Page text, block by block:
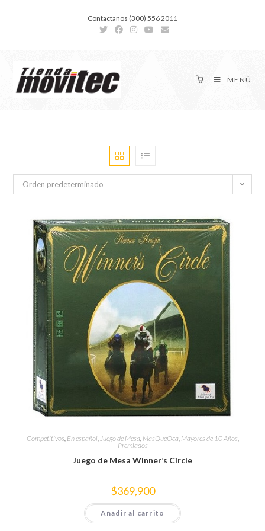
Contactanos (300) 556 2011
MENÚ
Orden predeterminado
Competitivos En español, Juego de Mesa MasQueOca Mayores de 10 Años
Premiados
Juego de Mesa Winner’s Circle
$369,900
Añadir al carrito